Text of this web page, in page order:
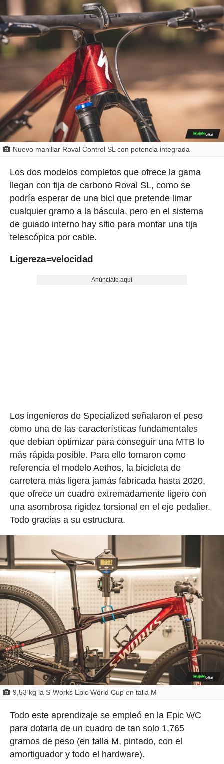
Nuevo manillar Roval Control SL con potencia integrada
Los dos modelos completos que ofrece la gama
llegan con tija de carbono Roval SL, como se
podría esperar de una bici que pretende limar
cualquier gramo a la báscula, pero en el sistema
de guiado interno hay sitio para montar una tija
telescópica por cable.
Ligereza=velocidad
Anúnciate aquí
Los ingenieros de Specialized señalaron el peso
como una de las características fundamentales
que debían optimizar para conseguir una MTB lo
más rápida posible. Para ello tomaron como
referencia el modelo Aethos, la bicicleta de
carretera más ligera jamás fabricada hasta 2020,
que ofrece un cuadro extremadamente ligero con
una asombrosa rigidez torsional en el eje pedalier.
Todo gracias a su estructura.
9,53 kg la S-Works Epic World Cup en talla M
Todo este aprendizaje se empleó en la Epic WC
para dotarla de un cuadro de tan solo 1,765
gramos de peso (en talla M, pintado, con el
amortiguador y todo el hardware).